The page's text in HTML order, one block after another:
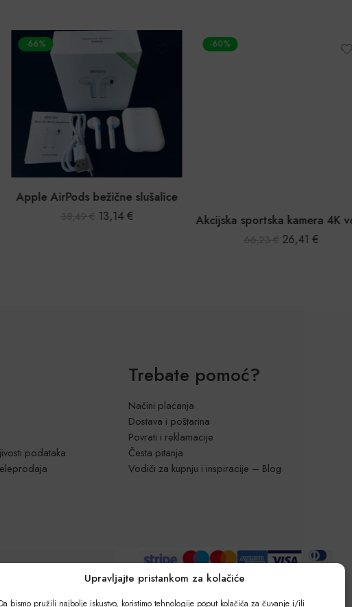
Upravljajte pristankom za kolačiće
bismo pružili najbolje iskustvo, koristimo tehnologije poput kolačića za čuvanje i/ili
-66%
Apple AirPods bežične slušalice
38,49€ 13,14€
-60%
Akcijska sportska kamera 4K vodootporna s kompletnom opremom
66,23€ 26,41€
podataka
Trebate pomoć?
Načini plaćanja
Dostava i poštarina
Povrati i reklamacije
Česta pitanja
Vodiči za kupnju i inspiracije – Blog